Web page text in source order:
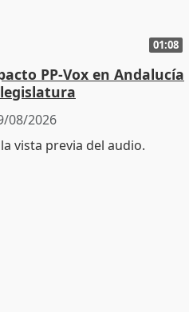
01:08
PP-Vox en Andalucía
08/2026